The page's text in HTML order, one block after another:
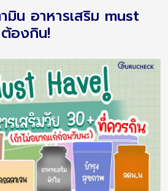
มิน อาหารเสริม must
องกิน!